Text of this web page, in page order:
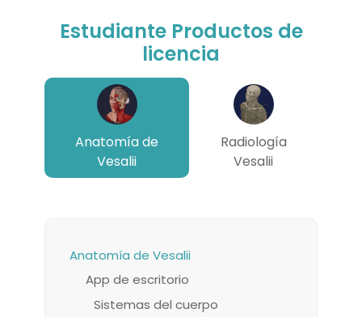
Estudiante Productos de
licencia
Anatomía de
Vesalii
Radiología
Vesalii
Anatomía de Vesalii
App de escritorio
Sistemas del cuerpo